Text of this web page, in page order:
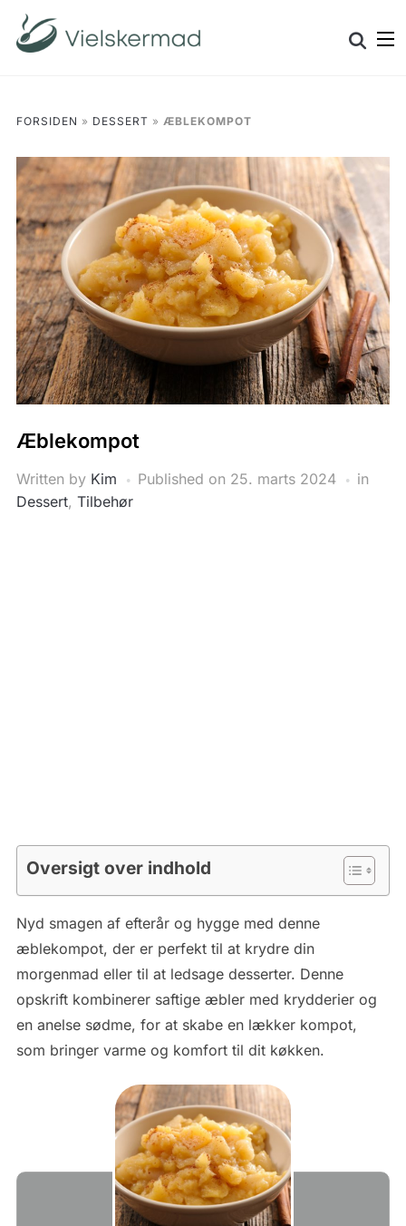
Skip
content
Search
for:
FORSIDEN » DESSERT » ÆBLEKOMPOT
Æblekompot
Written by Kim Published on 25. marts 2024
in
Dessert, Tilbehør
Oversigt over indhold
Nyd smagen af efterår og hygge med denne
æblekompot, der er perfekt til at krydre din
morgenmad eller til at ledsage desserter. Denne
opskrift kombinerer saftige æbler med krydderier og
en anelse sødme, for at skabe en lækker kompot,
som bringer varme og komfort til dit køkken.